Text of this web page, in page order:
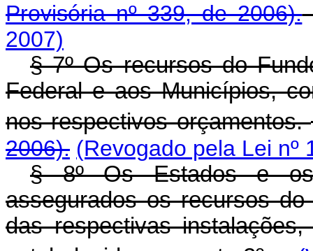
Provisória nº 339, de 2006).
2007)
§ 7º Os recursos do
Federal e aos Municípios,
nos respectivos orçamentos.
2006). (Revogado pela Lei nº
§ 8º Os Estados e os
assegurados os recursos
das respectivas